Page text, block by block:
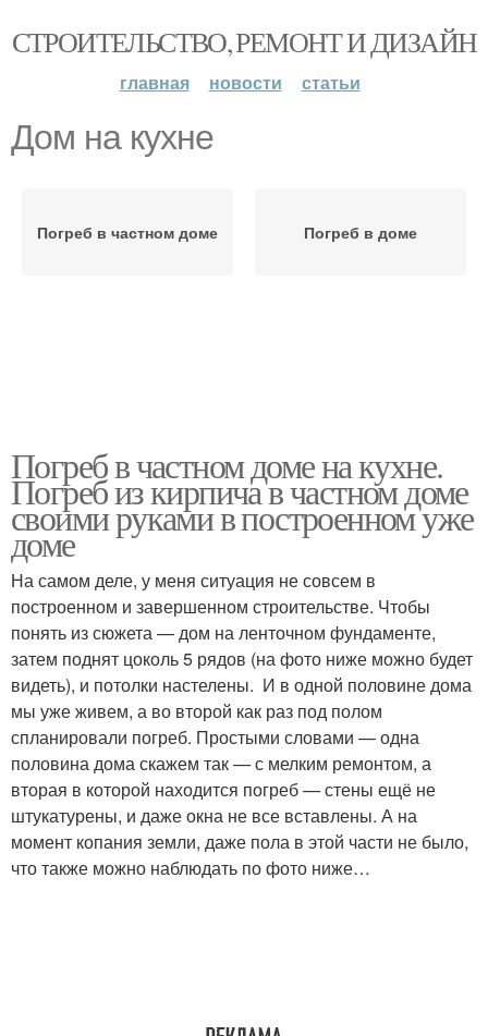
СТРОИТЕЛЬСТВО, РЕМОНТ И ДИЗАЙН
главная новости статьи
Дом на кухне
Погреб в частном доме Погреб в доме
Погреб в частном доме на кухне.
Погреб из кирпича в частном доме
своими руками в построенном уже
доме
На самом деле, у меня ситуация не совсем в
построенном и завершенном строительстве. Чтобы
понять из сюжета — дом на ленточном фундаменте,
затем поднят цоколь 5 рядов (на фото ниже можно будет
видеть), и потолки настелены. И в одной половине дома
мы уже живем, а во второй как раз под полом
спланировали погреб. Простыми словами — одна
половина дома скажем так — с мелким ремонтом, а
вторая в которой находится погреб — стены ещё не
штукатурены, и даже окна не все вставлены. А на
момент копания земли, даже пола в этой части не было,
что также можно наблюдать по фото ниже…